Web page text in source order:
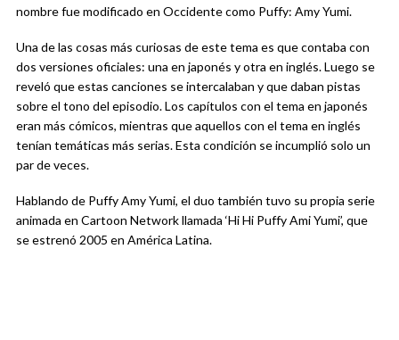
nombre fue modificado en Occidente como Puffy: Amy Yumi.
Una de las cosas más curiosas de este tema es que contaba con
dos versiones oficiales: una en japonés y otra en inglés. Luego se
reveló que estas canciones se intercalaban y que daban pistas
sobre el tono del episodio. Los capítulos con el tema en japonés
eran más cómicos, mientras que aquellos con el tema en inglés
tenían temáticas más serias. Esta condición se incumplió solo un
par de veces.
Hablando de Puffy Amy Yumi, el duo también tuvo su propia serie
animada en Cartoon Network llamada ‘Hi Hi Puffy Ami Yumi’, que
se estrenó 2005 en América Latina.